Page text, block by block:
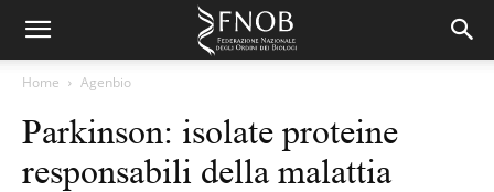
Home Agenbio
Parkinson: isolate proteine
responsabili della malattia